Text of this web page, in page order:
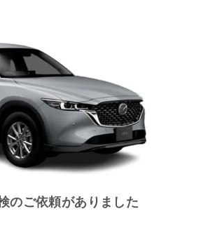
のご依頼がありました